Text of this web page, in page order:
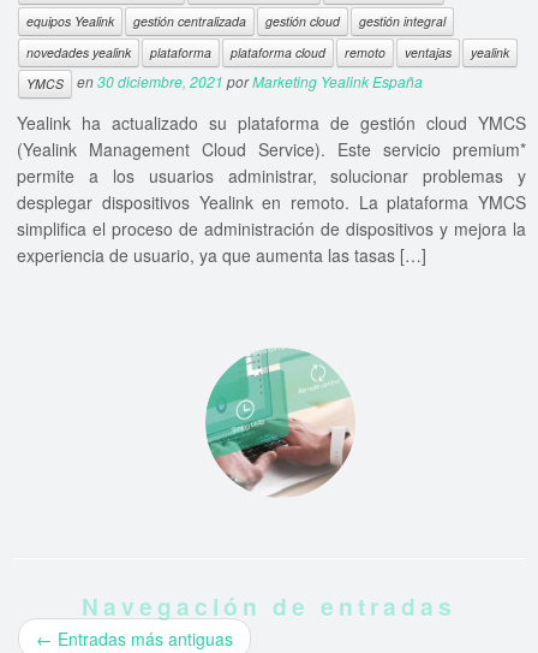
equipos Yealink
gestión centralizada gestión cloud
gestión integral
novedades yealink
plataforma plataforma cloud remoto ventajas
yealink
YMCS
en30 diciembre, 2021 porMarketing Yealink España
Yealink ha actualizado su plataforma de gestión cloud YMCS
(Yealink Management Cloud Service). Este servicio premium*
permite a los usuarios administrar, solucionar problemas y
desplegar dispositivos Yealink en remoto. La plataforma YMCS
simplifica el proceso de administración de dispositivos y mejora la
experiencia de usuario, ya que aumenta las tasas […]
Navegación de entradas
← Entradas más antiguas